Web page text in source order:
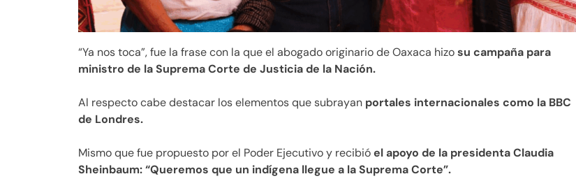
“Ya nos toca”, fue la frase con la que el abogado originario de Oaxaca hizosu campaña para
ministro de la Suprema Corte de Justicia de la Nación.
Al respecto cabe destacar los elementos que subrayan portales internacionales como la BBC
de Londres.
Mismo que fue propuesto por el Poder Ejecutivo y recibióel apoyo de la presidenta Claudia
Sheinbaum: “Queremos que un indígena llegue a la Suprema Corte”.